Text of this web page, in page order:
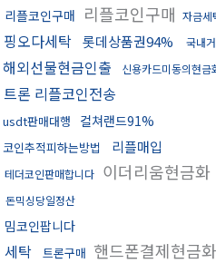
리플코인구매 리플코인구매 자금세
핑오다세탁 롯데상품권94% 국내
해외선물현금인출 신용카드미동의현금
트론 리플코인전송
usdt판매대행 컬쳐랜드91%
코인추적피하는방법 리플매입
테더코인판매합니다 이더리움현금화
돈믹싱당일정산
밈코인팝니다
세탁 트론구매 핸드폰결제현금